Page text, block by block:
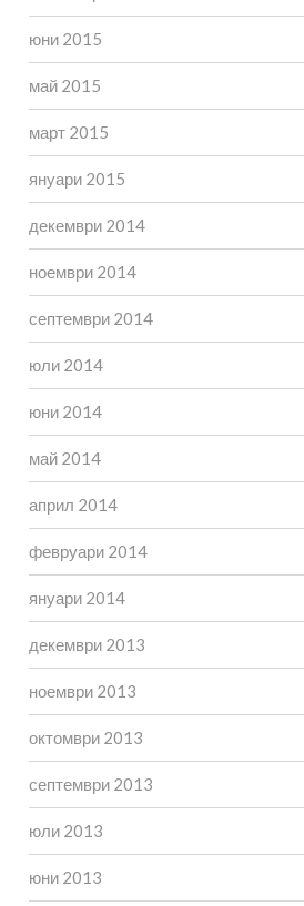
юни 2015
май 2015
март 2015
януари 2015
декември 2014
ноември 2014
септември 2014
юли 2014
юни 2014
май 2014
април 2014
февруари 2014
януари 2014
декември 2013
ноември 2013
октомври 2013
септември 2013
юли 2013
юни 2013